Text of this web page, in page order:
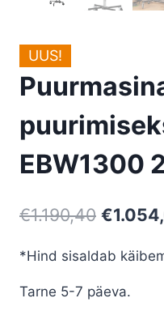
UUS!
EBW1300
€1.190,40 Algne
€
*Hind sisaldab
Tarne 5-7 päeva.